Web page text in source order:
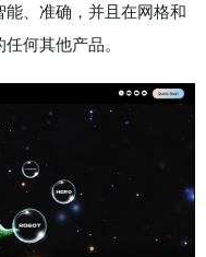
、准确，并且在网格和
何其他产品。